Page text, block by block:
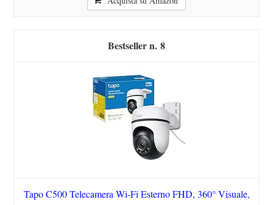
8
Tapo C500 Telecamera Wi-Fi Esterno FHD, 360° Visuale,